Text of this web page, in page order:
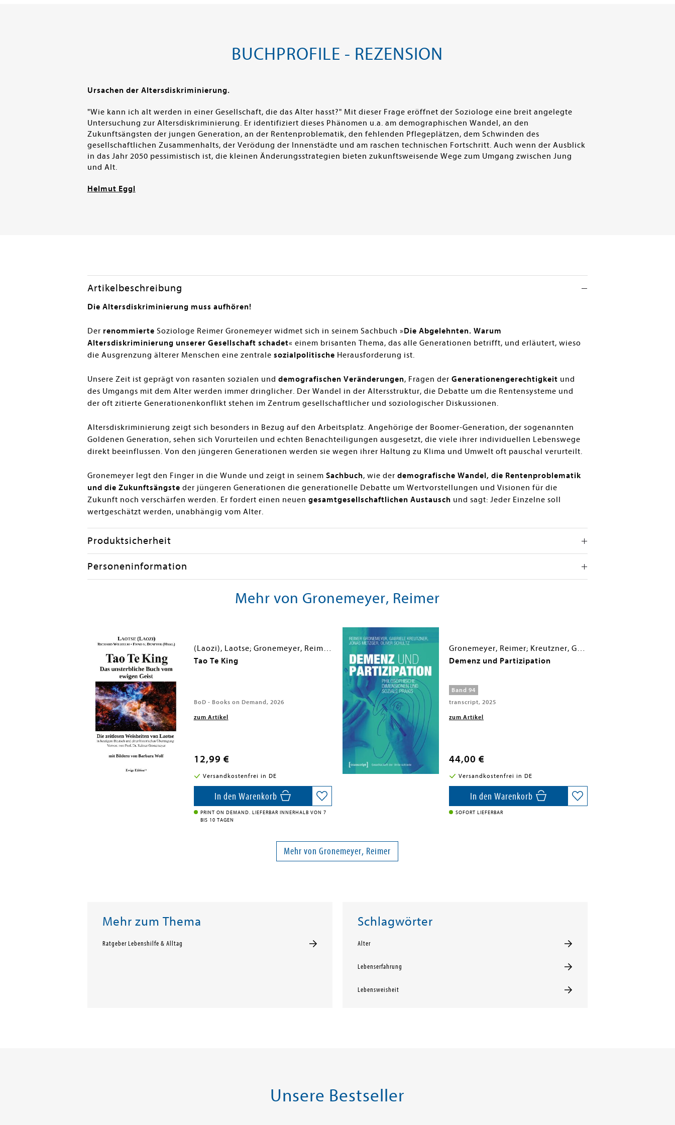
BUCHPROFILE - REZENSION
Ursachen der Altersdiskriminierung.
"Wie kann ich alt werden in einer Gesellschaft, die das Alter hasst?" Mit dieser Frage eröffnet der Soziologe eine breit angelegte
Untersuchung zur Altersdiskriminierung. Er identifiziert dieses Phänomen u.a. am demographischen Wandel, an den
Zukunftsängsten der jungen Generation, an der Rentenproblematik, den fehlenden Pflegeplätzen, dem Schwinden des
gesellschaftlichen Zusammenhalts, der Verödung der Innenstädte und am raschen technischen Fortschritt. Auch wenn der Ausblick
in das Jahr 2050 pessimistisch ist, die kleinen Änderungsstrategien bieten zukunftsweisende Wege zum Umgang zwischen Jung
und Alt.
Helmut Eggl
Artikelbeschreibung
Die Altersdiskriminierung muss aufhören!
Der renommierte Soziologe Reimer Gronemeyer widmet sich in seinem Sachbuch »Die Abgelehnten. Warum
Altersdiskriminierung unserer Gesellschaft schadet« einem brisanten Thema, das alle Generationen betrifft, und erläutert, wieso
die Ausgrenzung älterer Menschen eine zentrale sozialpolitische Herausforderung ist.
Unsere Zeit ist geprägt von rasanten sozialen und demografischen Veränderungen, Fragen der Generationengerechtigkeit und
des Umgangs mit dem Alter werden immer dringlicher. Der Wandel in der Altersstruktur, die Debatte um die Rentensysteme und
der oft zitierte Generationenkonflikt stehen im Zentrum gesellschaftlicher und soziologischer Diskussionen.
Altersdiskriminierung zeigt sich besonders in Bezug auf den Arbeitsplatz. Angehörige der Boomer-Generation, der sogenannten
Goldenen Generation, sehen sich Vorurteilen und echten Benachteiligungen ausgesetzt, die viele ihrer individuellen Lebenswege
direkt beeinflussen. Von den jüngeren Generationen werden sie wegen ihrer Haltung zu Klima und Umwelt oft pauschal verurteilt.
Gronemeyer legt den Finger in die Wunde und zeigt in seinem Sachbuch, wie der demografische Wandel, die Rentenproblematik
und die Zukunftsängste der jüngeren Generationen die generationelle Debatte um Wertvorstellungen und Visionen für die
Zukunft noch verschärfen werden. Er fordert einen neuen gesamtgesellschaftlichen Austausch und sagt: Jeder Einzelne soll
wertgeschätzt werden, unabhängig vom Alter.
Produktsicherheit
Personeninformation
Mehr von Gronemeyer, Reimer
(Laozi), Laotse; Gronemeyer, Reimer; Wilhelm, Richard; Denffer, Enno Von
Tao Te King
BoD - Books on Demand, 2026
zum Artikel
12,99 €
Versandkostenfrei in DE
In den Warenkorb
PRINT ON DEMAND. LIEFERBAR INNERHALB VON 7
BIS 10 TAGEN
Gronemeyer, Reimer; Kreutzner, Gabriele; Metzger, Jonas; Schultz, Oliver
Demenz und Partizipation
Band 94
transcript, 2025
zum Artikel
44,00 €
Versandkostenfrei in DE
In den Warenkorb
SOFORT LIEFERBAR
Mehr von Gronemeyer, Reimer
Mehr zum Thema
Ratgeber Lebenshilfe & Alltag
Schlagwörter
Alter
Lebenserfahrung
Lebensweisheit
Unsere Bestseller